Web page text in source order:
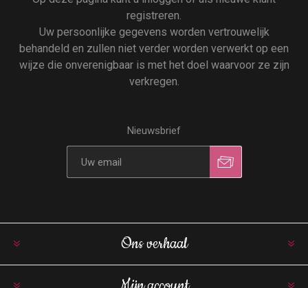
registreren.
Uw persoonlijke gegevens worden vertrouwelijk
behandeld en zullen niet verder worden verwerkt op een
wijze die onverenigbaar is met het doel waarvoor ze zijn
verkregen.
Nieuwsbrief
Ons verhaal